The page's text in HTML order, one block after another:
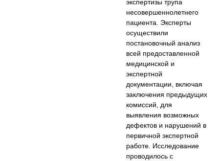
экспертизы трупа
несовершеннолетнего
пациента. Эксперты
осуществили
постановочный анализ
всей предоставленной
медицинской и
экспертной
документации, включая
заключения предыдущих
комиссий, для
выявления возможных
дефектов и нарушений в
первичной экспертной
работе. Исследование
проводилось с